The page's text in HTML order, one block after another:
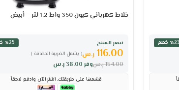
٪23 خصم
خلاط كهربائي كيون 350 واط 1.2 لتر – أبيض
سعر المنتج
٪25 خصم
( يشمل الضريبة المضافة )
116.00 ر.س
وفر 38.00 ر.س 154.00ر.س
قسّمها على طريقتك. اشترِ الآن وادفع لاحقاً